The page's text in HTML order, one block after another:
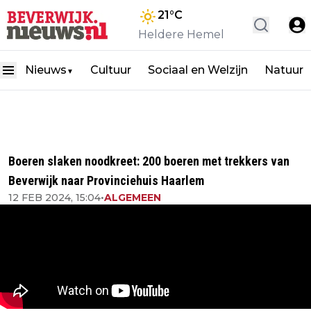
21°C
Heldere Hemel
Nieuws ▼ Cultuur Sociaal en Welzijn Natuur
Boeren slaken noodkreet: 200 boeren met trekkers van
Beverwijk naar Provinciehuis Haarlem
12 FEB 2024, 15:04•ALGEMEEN